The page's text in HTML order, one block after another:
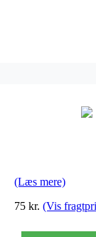
(Læs mere)
75 kr. (Vis